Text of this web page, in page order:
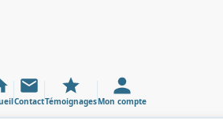
ContactTémoignagesMon compte